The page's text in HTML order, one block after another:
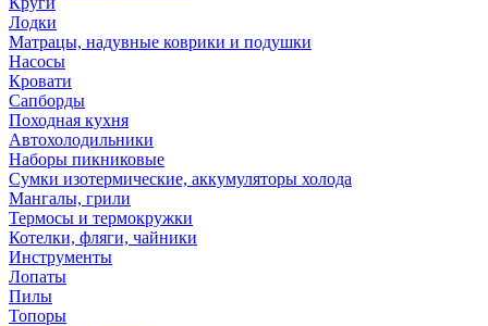
Лодки
Матрацы, надувные коврики и подушки
Насосы
Кровати
Сапборды
Походная кухня
Автохолодильники
Наборы пикниковые
Сумки изотермические, аккумуляторы холода
Мангалы, грили
Термосы и термокружки
Котелки, фляги, чайники
Инструменты
Лопаты
Пилы
Топоры